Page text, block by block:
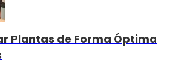
Plantas de Forma Óptima